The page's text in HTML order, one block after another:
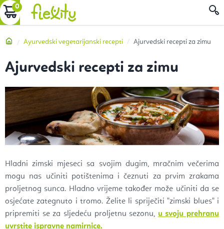
Preskoči
na
KOŠARICA
Početna
Ayurvedski vegetarijanski recepti Ajurvedski recepti za zimu
Ajurvedski recepti za zimu
Hladni zimski mjeseci sa svojim dugim, mračnim večerima
mogu nas učiniti potištenima i čeznuti za prvim zrakama
proljetnog sunca. Hladno vrijeme također može učiniti da se
osjećate zategnuto i tromo. Želite li spriječiti "zimski blues" i
pripremiti se za sljedeću proljetnu sezonu, u svoju prehranu
uvrstite ispravne namirnice.